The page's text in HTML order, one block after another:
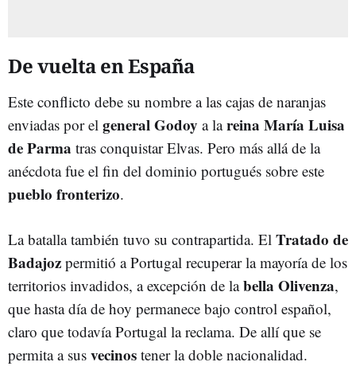
De vuelta en España
Este conflicto debe su nombre a las cajas de naranjas
enviadas por el general Godoy a lareina María Luisa
de Parma tras conquistar Elvas. Pero más allá de la
anécdota fue el fin del dominio portugués sobre este
pueblo fronterizo.
La batalla también tuvo su contrapartida. El Tratado de
Badajoz permitió a Portugal recuperar la mayoría de los
territorios invadidos, a excepción de labella Olivenza,
que hasta día de hoy permanece bajo control español,
claro que todavía Portugal la reclama. De allí que se
permita a sus vecinos tener la doble nacionalidad.